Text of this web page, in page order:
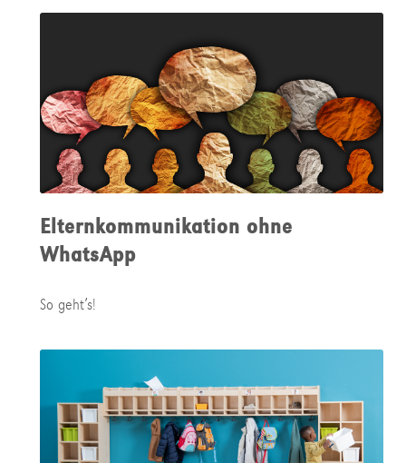
Elternkommunikation ohne
WhatsApp
So geht’s!